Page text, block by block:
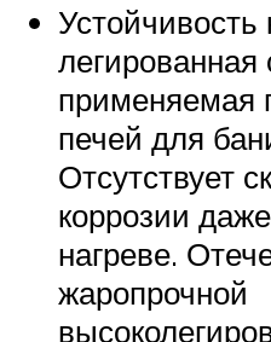
Устойчивость
легированная
применяемая
печей для
Отсутствует
коррозии
нагреве.
жаропрочной